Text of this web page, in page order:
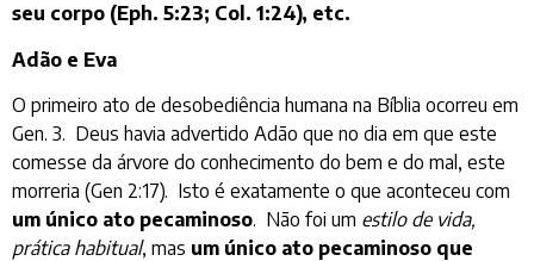
seu corpo (Eph. 5:23; Col. 1:24), etc.
Adão e Eva
O primeiro ato de desobediência humana na Bíblia ocorreu em
Gen. 3. Deus havia advertido Adão que no dia em que este
comesse da árvore do conhecimento do bem e do mal, este
morreria (Gen 2:17). Isto é exatamente o que aconteceu com
um único ato pecaminoso. Não foi um estilo de vida,
prática habitual, mas um único ato pecaminoso que